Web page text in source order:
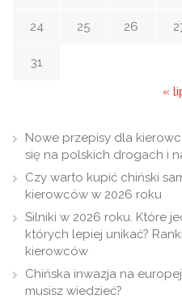
24 25 26
31
«
Nowe przepisy dla
się na polskich drogach i
Czy warto kupić chiński
kierowców w 2026 roku
Silniki w 2026 roku. Które
których lepiej unikać?
kierowców
Chińska inwazja na
musisz wiedzieć?